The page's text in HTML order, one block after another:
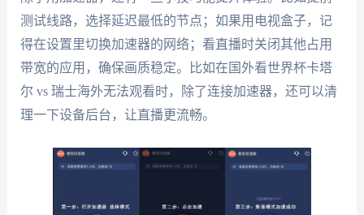
测试线路，选择延迟最低的节点；如果用电视盒子，记
得在设置里切换加速器的网络；看直播时关闭其他占用
带宽的应用，确保画质稳定。比如在国外看世界杯卡塔
尔 vs 瑞士海外无法观看时，除了连接加速器，还可以清
理一下设备后台，让直播更流畅。